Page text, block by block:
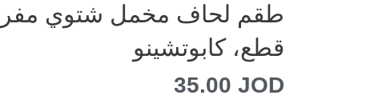
قطع، كابوتشينو
35.00JOD